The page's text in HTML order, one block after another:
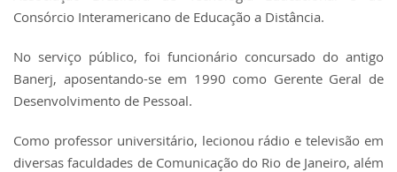
Consórcio Interamericano de Educação a Distância.
No serviço público, foi funcionário concursado do antigo
Banerj, aposentando-se em 1990 como Gerente Geral de
Desenvolvimento de Pessoal.
Como professor universitário, lecionou rádio e televisão em
diversas faculdades de Comunicação do Rio de Janeiro, além